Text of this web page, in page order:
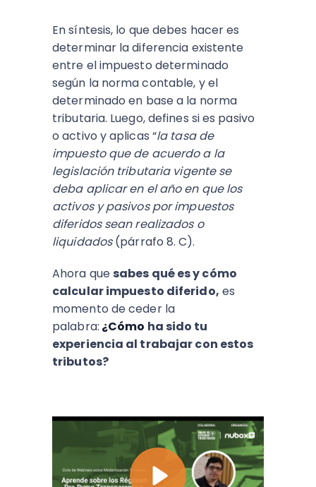
En síntesis, lo que debes hacer es
determinar la diferencia existente
entre el impuesto determinado
según la norma contable, y el
determinado en base a la norma
tributaria. Luego, defines si es pasivo
o activo y aplicas “la tasa de
impuesto que de acuerdo a la
legislación tributaria vigente se
deba aplicar en el año en que los
activos y pasivos por impuestos
diferidos sean realizados o
liquidados(párrafo 8. C).
Ahora que sabes qué es y cómo
calcular impuesto diferido, es
momento de ceder la
palabra: ¿Cómo ha sido tu
experiencia al trabajar con estos
tributos?